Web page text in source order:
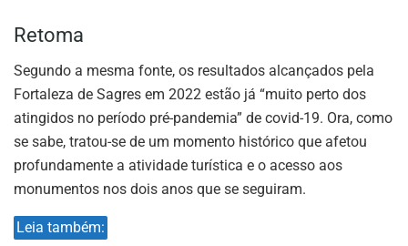
Retoma
Segundo a mesma fonte, os resultados alcançados pela
Fortaleza de Sagres em 2022 estão já “muito perto dos
atingidos no período pré-pandemia” de covid-19. Ora, como
se sabe, tratou-se de um momento histórico que afetou
profundamente a atividade turística e o acesso aos
monumentos nos dois anos que se seguiram.
Leia também: